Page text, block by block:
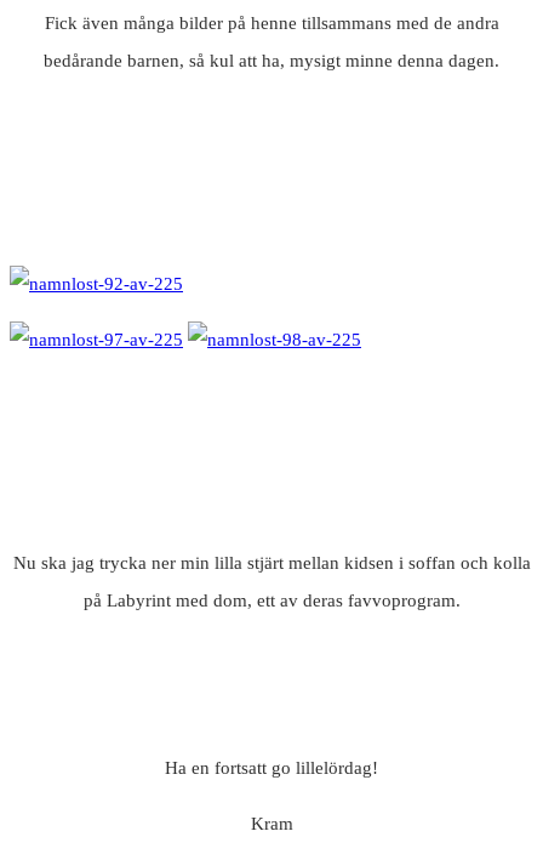
Fick även många bilder på henne tillsammans med de andra
bedårande barnen, så kul att ha, mysigt minne denna dagen.
Nu ska jag trycka ner min lilla stjärt mellan kidsen i soffan och kolla
på Labyrint med dom, ett av deras favvoprogram.
Ha en fortsatt go lillelördag!
Kram